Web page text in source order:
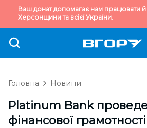
Ваш донат допомагає нам працювати й
Херсонщини та всієї України.
Головна Новини
Platinum Bank
фінансової